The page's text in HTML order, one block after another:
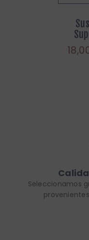
Seleccionamos